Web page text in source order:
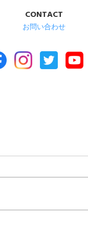
CONTACT
お問い合わせ
設 清華苑